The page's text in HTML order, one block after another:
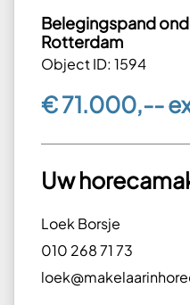
Belegingspand
Rotterdam
Object ID: 1594
€ 71.000,--
Uw
Loek Borsje
010 268 71 73